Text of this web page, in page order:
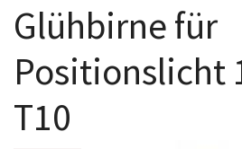
Glühbirne für
Positionslicht
T10